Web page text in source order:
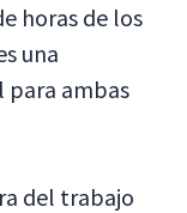
horas de los
una
para ambas
del trabajo